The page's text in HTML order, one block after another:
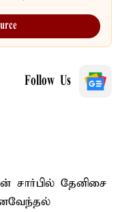
Follow Us
சார்பில் தேனிசை